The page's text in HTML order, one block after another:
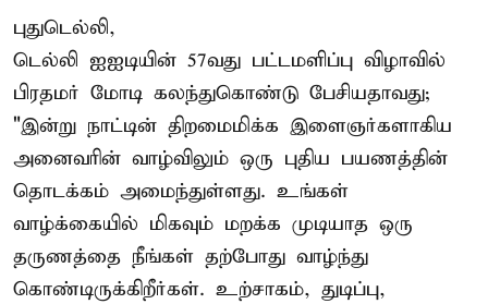
புதுடெல்லி,
டெல்லி ஐஐடியின் 57வது பட்டமளிப்பு விழாவில்
பிரதமர் மோடி கலந்துகொண்டு பேசியதாவது;
"இன்று நாட்டின் திறமைமிக்க இளைஞர்களாகிய
அனைவரின் வாழ்விலும் ஒரு புதிய பயணத்தின்
தொடக்கம் அமைந்துள்ளது. உங்கள்
வாழ்க்கையில் மிகவும் மறக்க முடியாத ஒரு
தருணத்தை நீங்கள் தற்போது வாழ்ந்து
கொண்டிருக்கிறீர்கள். உற்சாகம், துடிப்பு,